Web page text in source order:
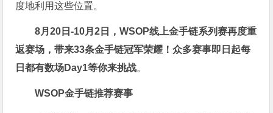
度地利用这些位置。
8月20日-10月2日，WSOP线上金手链系列赛再度重
返赛场 ，带来33条金手链冠军荣耀！众多赛事即日起每
日都有数场Day1等你来挑战。
WSOP金手链推荐赛事